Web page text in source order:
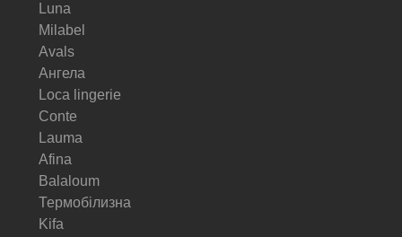
Luna
Milabel
Avals
Ангела
Loca lingerie
Conte
Lauma
Afina
Balaloum
Термобілизна
Kifa